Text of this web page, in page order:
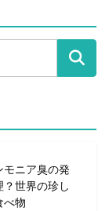
モニア臭の発
世界の珍し
べ物